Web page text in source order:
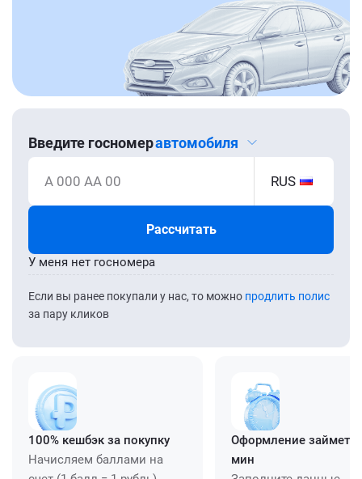
Введите госномеравтомобиля
А 000 АА 00 RUS
Рассчитать
Если вы ранее покупали у нас, то можно продлить полис
за пару кликов
У меня нет госномера
100% кешбэк за покупку
Начисляем баллами на
Оформление займет
мин